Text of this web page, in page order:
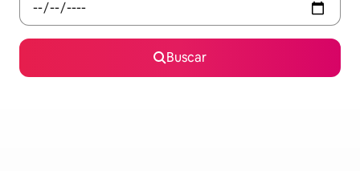
Buscar